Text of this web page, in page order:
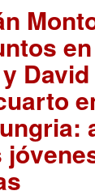
en
David